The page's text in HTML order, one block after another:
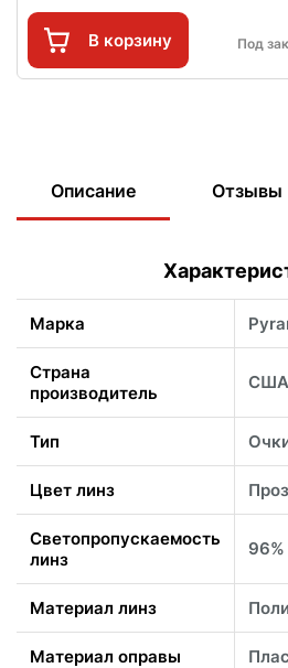
В корзину Под
Описание Отзывы
Марка
Страна
производитель
США
Тип
Цвет линз
Светопропускаемость
линз
96%
Материал линз
Материал оправы